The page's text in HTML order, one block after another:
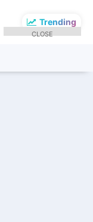
Trending
CLOSE